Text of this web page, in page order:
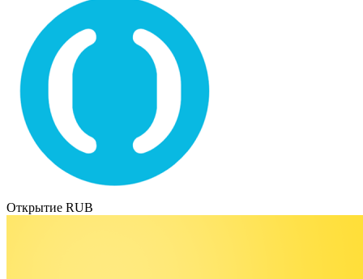
Открытие RUB